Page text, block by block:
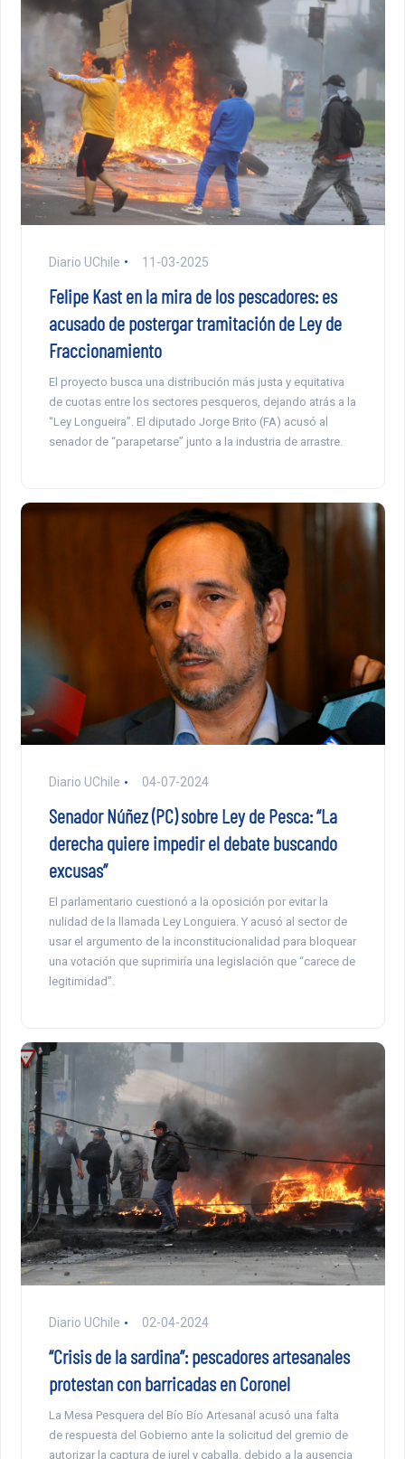
Diario UChile 11-03-2025
Felipe Kast en la mira de los pescadores: es
acusado de postergar tramitación de Ley de
Fraccionamiento
El proyecto busca una distribución más justa y equitativa
de cuotas entre los sectores pesqueros, dejando atrás a la
“Ley Longueira”. El diputado Jorge Brito (FA) acusó al
senador de “parapetarse” junto a la industria de arrastre.
Diario UChile 04-07-2024
Senador Núñez (PC) sobre Ley de Pesca: “La
derecha quiere impedir el debate buscando
excusas”
El parlamentario cuestionó a la oposición por evitar la
nulidad de la llamada Ley Longuiera. Y acusó al sector de
usar el argumento de la inconstitucionalidad para bloquear
una votación que suprimiría una legislación que “carece de
legitimidad”.
Diario UChile 02-04-2024
“Crisis de la sardina”: pescadores artesanales
protestan con barricadas en Coronel
La Mesa Pesquera del Bío Bío Artesanal acusó una falta
de respuesta del Gobierno ante la solicitud del gremio de
autorizar la captura de jurel y caballa, debido a la ausencia